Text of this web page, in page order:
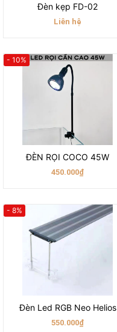
Đèn kẹp FD-02
Liên hệ
- 10%
ĐÈN RỌI COCO 45W
450.000₫
- 8%
Đèn Led RGB Neo Helios
550.000₫